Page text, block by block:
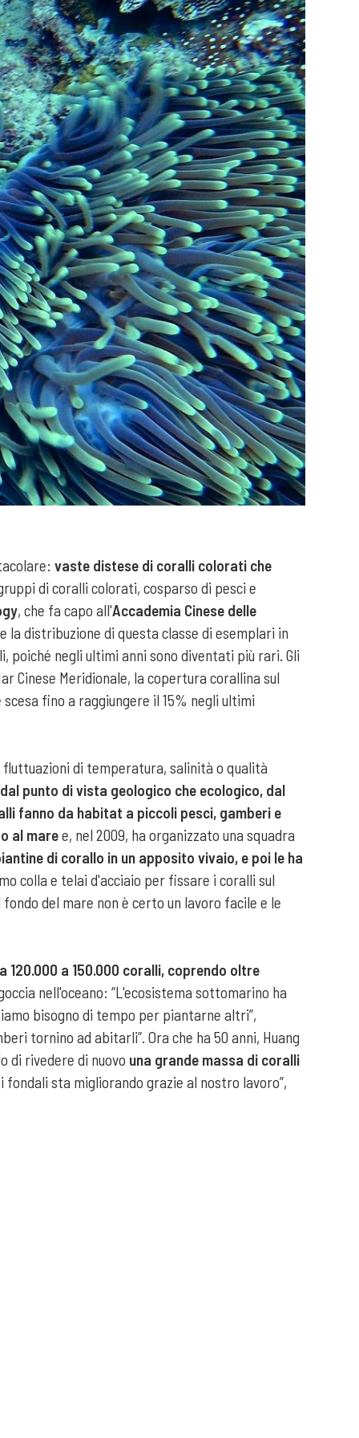
vaste distese di coralli colorati che
di coralli colorati, cosparso di pesci e
, che fa capo all'Accademia Cinese delle
la distribuzione di questa classe di esemplari in
negli ultimi anni sono diventati più rari. Gli
Cinese Meridionale, la copertura corallina sul
fino a raggiungere il 15% negli ultimi
fluttuazioni di temperatura, salinità o qualità
punto di vista geologico che ecologico, dal
fanno da habitat a piccoli pesci, gamberi e
al maree, nel 2009, ha organizzato una squadra
di corallo in un apposito vivaio, e poi le ha
colla e telai d'acciaio per fissare i coralli sul
del mare non è certo un lavoro facile e le
120.000 a 150.000 coralli, coprendo oltre
nell'oceano: “L'ecosistema sottomarino ha
bisogno di tempo per piantarne altri”,
tornino ad abitarli”. Ora che ha 50 anni, Huang
di rivedere di nuovo una grande massa di coralli
sta migliorando grazie al nostro lavoro”,